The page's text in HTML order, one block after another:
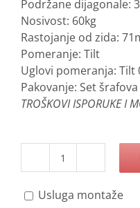
Podržane dijagonale:
Nosivost: 60kg
Rastojanje od zida:
Pomeranje: Tilt
Uglovi pomeranja: Tilt
Pakovanje: Set šrafova
TROŠKOVI ISPORUKE I
Zidni
za
Usluga montaže